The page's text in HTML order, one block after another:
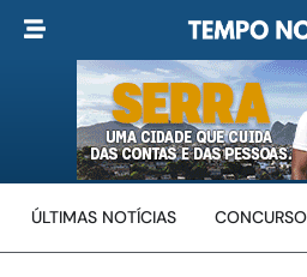
ÚLTIMAS NOTÍCIAS